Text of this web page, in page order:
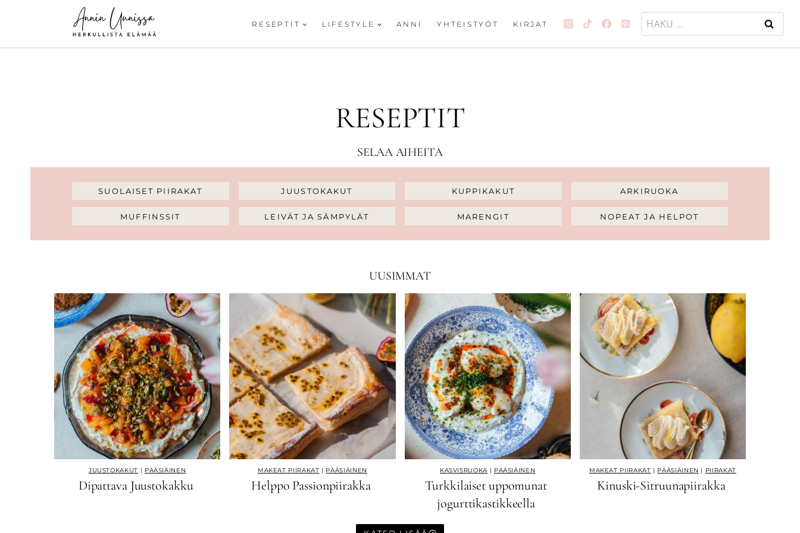
RESEPTIT LIFESTYLE ANNI YHTEISTYÖT KIRJAT Haku:
RESEPTIT
SELAA AIHEITA
SUOLAISET PIIRAKAT
MUFFINSSIT
JUUSTOKAKUT
LEIVÄT JA SÄMPYLÄT
KUPPIKAKUT
MARENGIT
ARKIRUOKA
NOPEAT JA HELPOT
UUSIMMAT
JUUSTOKAKUT | PÄÄSIÄINEN
Dipattava Juustokakku
MAKEAT PIIRAKAT | PÄÄSIÄINEN
Helppo Passionpiirakka
KASVISRUOKA | PÄÄSIÄINEN
Turkkilaiset uppomunat
jogurttikastikkeella
MAKEAT PIIRAKAT | PÄÄSIÄINEN | PIIRAKAT
Kinuski-Sitruunapiirakka